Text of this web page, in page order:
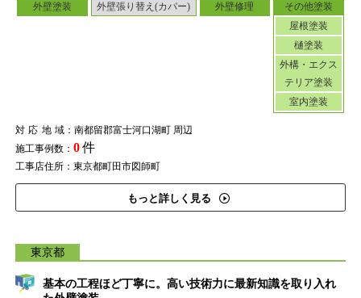
外壁塗装 外壁張り替え(カバー) 外壁修理
その他塗装
屋根塗装
樋塗装
外構・エクス
テリア塗装
室内塗装
対応地域：南都留郡富士河口湖町 周辺
施工事例数： 0件
工事店住所：東京都町田市図師町
もっと詳しく見る
東京都
基本の工程ほど丁寧に。高い技術力に最新知識を取り入れ